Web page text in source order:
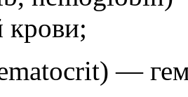
крови;
—